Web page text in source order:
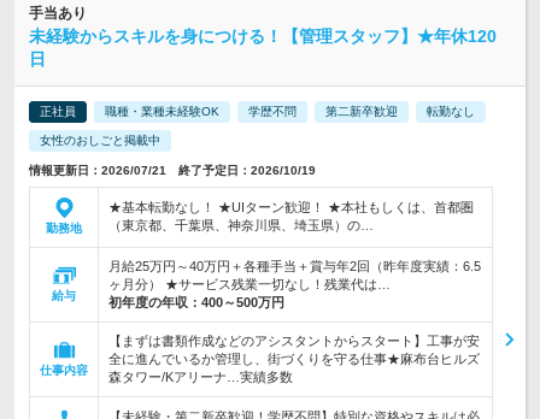
手当あり
未経験からスキルを身につける！【管理スタッフ】★年休120
日
正社員 職種・業種未経験OK 学歴不問 第二新卒歓迎 転勤なし
女性のおしごと掲載中
情報更新日：2026/07/21 終了予定日：2026/10/19
勤務地
★基本転勤なし！ ★UIターン歓迎！ ★本社もしくは、首都圏
（東京都、千葉県、神奈川県、埼玉県）の…
給与
月給25万円～40万円＋各種手当＋賞与年2回（昨年度実績：6.5
ヶ月分） ★サービス残業一切なし！残業代は…
初年度の年収： 400～500万円
仕事内容
【まずは書類作成などのアシスタントからスタート】工事が安
全に進んでいるか管理し、街づくりを守る仕事★麻布台ヒルズ
森タワー/Kアリーナ…実績多数